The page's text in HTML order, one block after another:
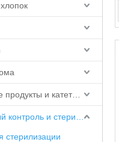
Урологические продукты и катетерные принадлежности
стерилизации